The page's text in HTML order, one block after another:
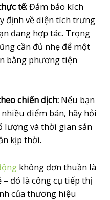
tế:Đảm bảo kích
định về diện tích trưng
đang hợp tác. Trọng
cần đủ nhẹ để một
bằng phương tiện
chiến dịch: Nếu bạn
điểm bán, hãy hỏi
lượng và thời gian sản
kịp thời.
không đơn thuần là
đó là công cụ tiếp thị
của thương hiệu